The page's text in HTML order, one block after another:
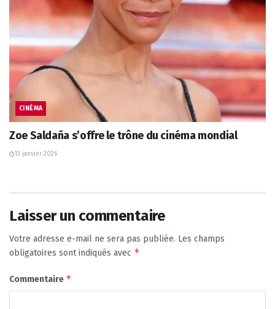
CINÉMA
Zoe Saldaña s’offre le trône du cinéma mondial
13 janvier 2026
Laisser un commentaire
Votre adresse e-mail ne sera pas publiée. Les champs
obligatoires sont indiqués avec *
Commentaire *